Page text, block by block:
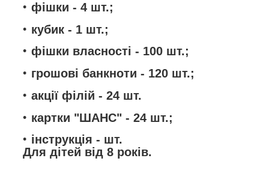
фішки - 4 шт.;
кубик - 1 шт.;
фішки власності - 100 шт.;
грошові банкноти - 120 шт.;
акції філій - 24 шт.
картки "ШАНС" - 24 шт.;
інструкція - шт.
Для дітей від 8 років.